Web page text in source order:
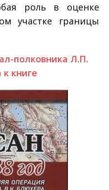
роль в оценке
участке границы
полковника Л.П.
книге